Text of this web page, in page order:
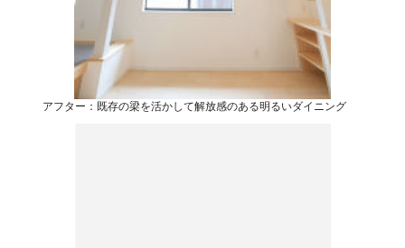
アフター：既存の梁を活かして解放感のある明るいダイニング